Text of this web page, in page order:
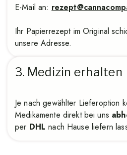
E-Mail an:
Ihr Papierrezept im Original
unsere Adresse.
3. Medizin erhalten
Je nach gewählter Lieferoption
Medikamente direkt bei uns
per DHL nach Hause liefern